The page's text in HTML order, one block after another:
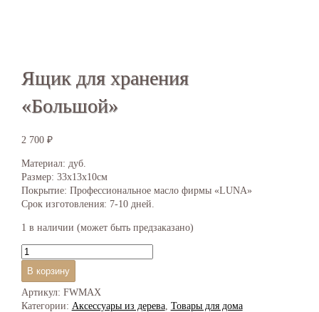
Ящик для хранения
«Большой»
2 700 ₽
Материал: дуб.
Размер: 33х13х10см
Покрытие: Профессиональное масло фирмы «LUNA»
Срок изготовления: 7-10 дней.
1 в наличии (может быть предзаказано)
Количество
товара
Ящик
для
хранения
В корзину
Артикул: FWMAX
Категории: Аксессуары из дерева, Товары для дома